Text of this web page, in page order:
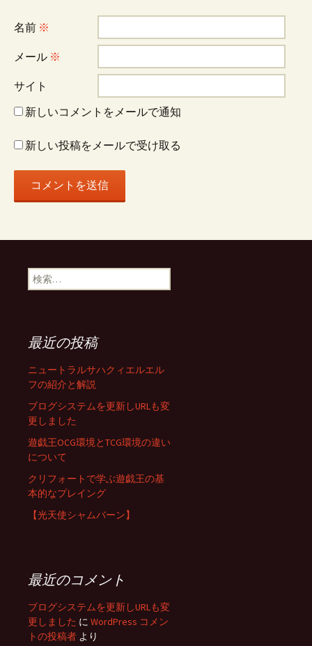
名前 ※
メール ※
サイト
新しいコメントをメールで通知
新しい投稿をメールで受け取る
検
索:
最近の投稿
ニュートラルサハクィエルエル
フの紹介と解説
ブログシステムを更新しURLも変
更しました
遊戯王OCG環境とTCG環境の違い
について
クリフォートで学ぶ遊戯王の基
本的なプレイング
【光天使シャムバーン】
最近のコメント
ブログシステムを更新しURLも変
更しました に WordPress コメン
トの投稿者 より